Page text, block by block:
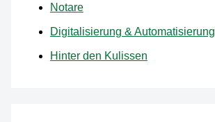
Notare
Digitalisierung & Automatisierung
Hinter den Kulissen